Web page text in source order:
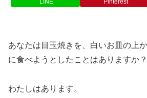
LINE Pinterest
あなたは目玉焼きを、白いお皿の上
に食べようとしたことはありますか？
わたしはあります。